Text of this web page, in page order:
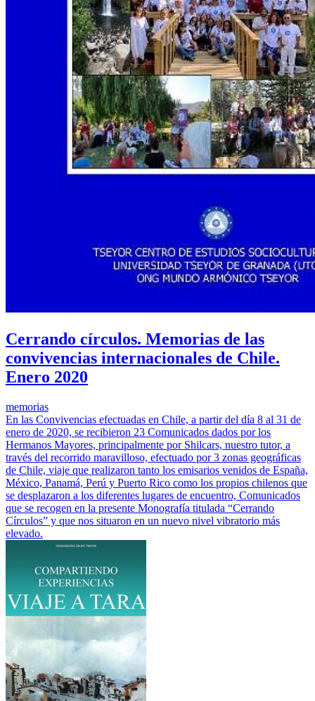
Cerrando círculos. Memorias de las
convivencias internacionales de Chile.
Enero 2020
memorias
En las Convivencias efectuadas en Chile, a partir del día 8 al 31 de
enero de 2020, se recibieron 23 Comunicados dados por los
Hermanos Mayores, principalmente por Shilcars, nuestro tutor, a
través del recorrido maravilloso, efectuado por 3 zonas geográficas
de Chile, viaje que realizaron tanto los emisarios venidos de España,
México, Panamá, Perú y Puerto Rico como los propios chilenos que
se desplazaron a los diferentes lugares de encuentro, Comunicados
que se recogen en la presente Monografía titulada “Cerrando
Círculos” y que nos situaron en un nuevo nivel vibratorio más
elevado.